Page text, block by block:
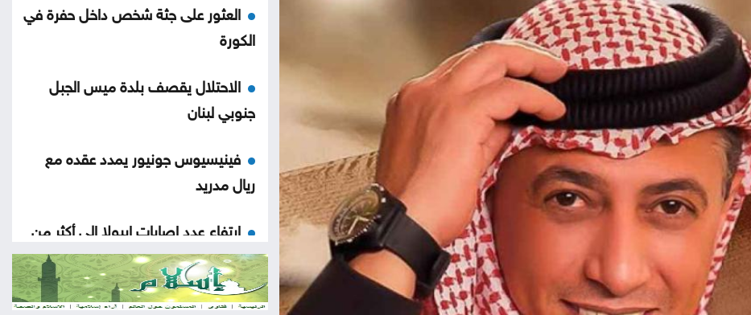
العثور على جثة شخص داخل حفرة في
الكورة
الاحتلال يقصف بلدة ميس الجبل
جنوبي لبنان
فينيسيوس جونيور يمدد عقده مع
ريال مدريد
ارتفاع عدد إصابات إيبولا إلى أكثر من
4 آلاف بالكونغو
راقصة بأحد مطاعم عمّان تغضب